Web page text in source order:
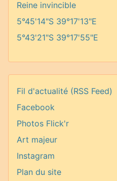
Reine invincible
5°45'14"S 39°17'13"E
5°43'21"S 39°17'55"E
Fil d'actualité (RSS Feed)
Facebook
Photos Flick'r
Art majeur
Instagram
Plan du site